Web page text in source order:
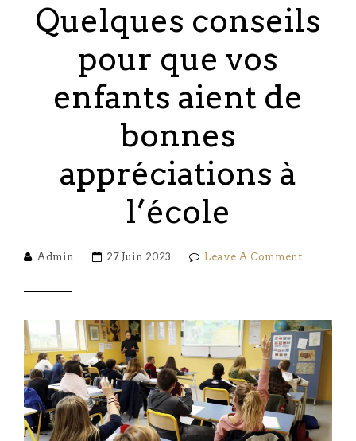
Quelques conseils
pour que vos
enfants aient de
bonnes
appréciations à
l’école
Admin 27 Juin 2023 Leave A Comment